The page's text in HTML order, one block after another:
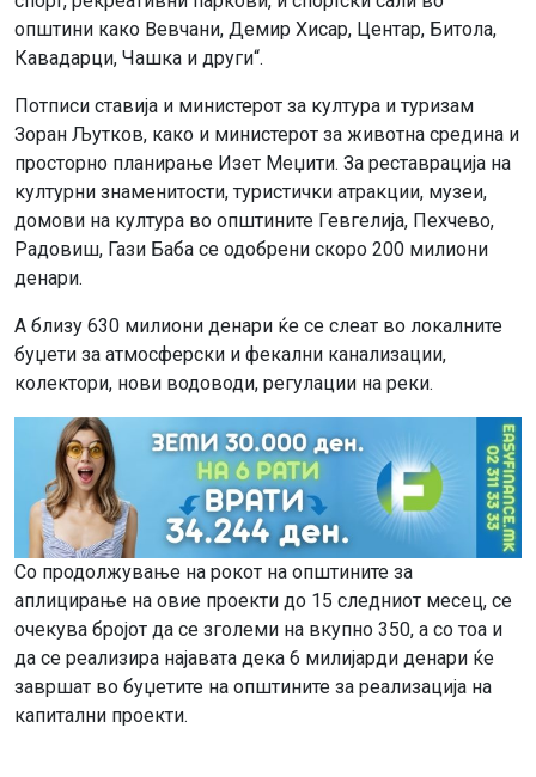
општини како Вевчани, Демир Хисар, Центар, Битола,
Кавадарци, Чашка и други“.
Потписи ставија и министерот за култура и туризам
Зоран Љутков, како и министерот за животна средина и
просторно планирање Изет Меџити. За реставрација на
културни знаменитости, туристички атракции, музеи,
домови на култура во општините Гевгелија, Пехчево,
Радовиш, Гази Баба се одобрени скоро 200 милиони
денари.
А близу 630 милиони денари ќе се слеат во локалните
буџети за атмосферски и фекални канализации,
колектори, нови водоводи, регулации на реки.
Со продолжување на рокот на општините за
аплицирање на овие проекти до 15 следниот месец, се
очекува бројот да се зголеми на вкупно 350, а со тоа и
да се реализира најавата дека 6 милијарди денари ќе
завршат во буџетите на општините за реализација на
капитални проекти.